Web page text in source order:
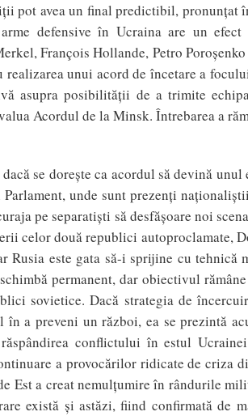
pot avea un final predictibil,
defensive în Ucraina are un
François Hollande, Petro
unui acord de încetare a
asupra posibilităţii de a trimite
Acordul de la Minsk. Întrebarea a
dacă se doreşte ca acordul să devină
unde sunt prezenţi
pe separatişti să desfăşoare noi
celor două republici autoproclamate,
este gata să-i sprijine cu tehnică
permanent, dar obiectivul
sovietice. Dacă strategia de
a preveni un război, ea se prezintă
conflictului în estul
a provocărilor ridicate de criza
Est a creat nemulţumire în rândurile
există şi astăzi, fiind confirmată de